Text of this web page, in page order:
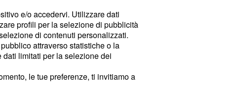
e/o accedervi. Utilizzare dati
profili per la selezione di pubblicità
di contenuti personalizzati.
attraverso statistiche o la
limitati per la selezione dei
le tue preferenze, ti invitiamo a